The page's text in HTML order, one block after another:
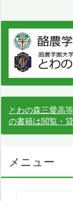
とわの森三愛高
の書籍は閲覧・
メニュー